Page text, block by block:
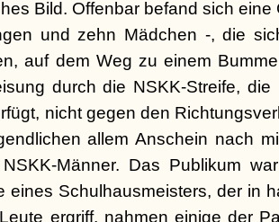
Bild. Offenbar befand sich
und zehn Mädchen -, die
auf dem Weg zu einem
durch die NSKK-Streife,
nicht gegen den
allem Anschein nach
Männer. Das Publikum
eines Schulhausmeisters, der in
ergriff, nahmen einige der